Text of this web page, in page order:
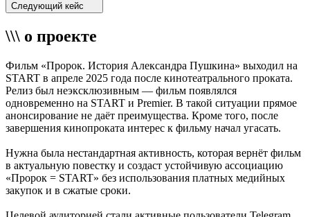
Следующий кейс
\\\ о проекте
Фильм «Пророк. История Александра Пушкина» выходил на
START в апреле 2025 года после кинотеатрального проката.
Релиз был неэксклюзивным — фильм появлялся
одновременно на START и Premier. В такой ситуации прямое
анонсирование не даёт преимущества. Кроме того, после
завершения кинопроката интерес к фильму начал угасать.
Нужна была нестандартная активность, которая вернёт фильм
в актуальную повестку и создаст устойчивую ассоциацию
«Пророк = START» без использования платных медийных
закупок и в сжатые сроки.